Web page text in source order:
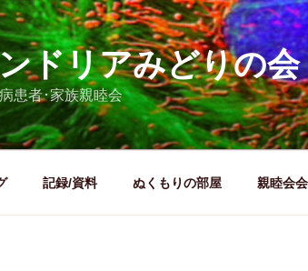
ドリアみどりの会
患者･家族親睦会
記録/資料 ぬくもりの部屋 親睦会